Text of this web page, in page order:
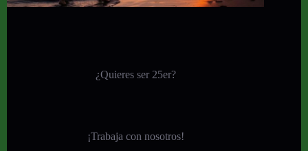
¿Quieres ser 25er?
¡Trabaja con nosotros!